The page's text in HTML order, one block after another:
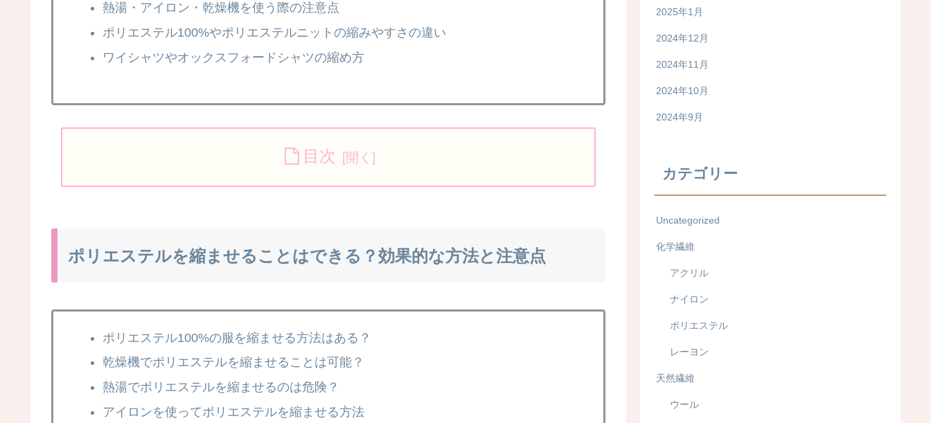
熱湯・アイロン・乾燥機を使う際の注意点
ポリエステル100%やポリエステルニットの縮みやすさの違い
ワイシャツやオックスフォードシャツの縮め方
目次
ポリエステルを縮ませることはできる？効果的な方法と注意点
ポリエステル100%の服を縮ませる方法はある？
乾燥機でポリエステルを縮ませることは可能？
熱湯でポリエステルを縮ませるのは危険？
アイロンを使ってポリエステルを縮ませる方法
2025年1月
2024年12月
2024年11月
2024年10月
2024年9月
カテゴリー
Uncategorized
化学繊維
アクリル
ナイロン
ポリエステル
レーヨン
天然繊維
ウール